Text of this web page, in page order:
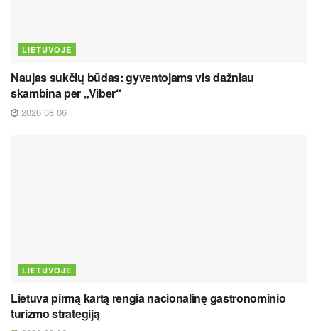
LIETUVOJE
Naujas sukčių būdas: gyventojams vis dažniau
skambina per „Viber“
2026 08 06
LIETUVOJE
Lietuva pirmą kartą rengia nacionalinę gastronominio
turizmo strategiją